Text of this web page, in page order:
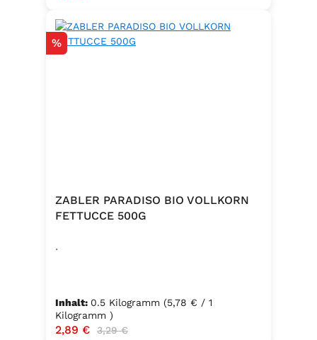
Rabatt
%
ZABLER PARADISO BIO VOLLKORN
FETTUCCE 500G
.
Inhalt: 0.5 Kilogramm (5,78 € / 1
Kilogramm )
Verkaufspreis:
2,89 € Regulärer Preis:
3,29 €